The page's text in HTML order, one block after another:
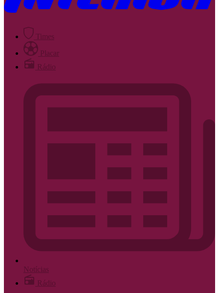
Times
Placar
Rádio
Notícias
Rádio